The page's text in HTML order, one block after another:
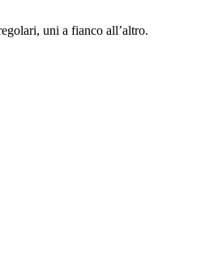
uni a fianco all’altro.